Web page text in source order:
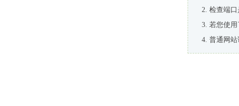
检查端口
若您使用
普通网站